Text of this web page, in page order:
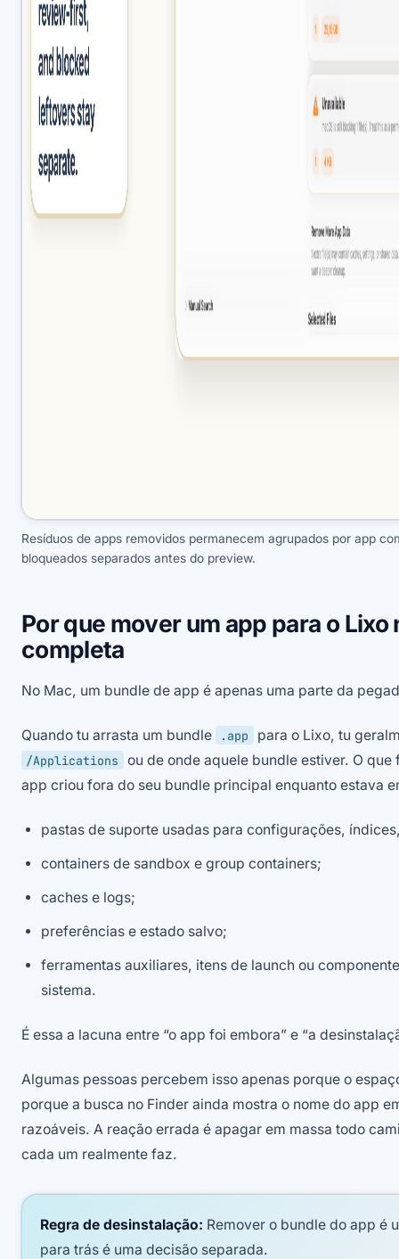
Resíduos de apps removidos permanecem agrupados por app
bloqueados separados antes do preview.
Por que mover um app para o
completa
No Mac, um bundle de app é apenas uma parte da
Quando tu arrasta um bundle .app para o Lixo, tu
/Applications
ou de onde aquele bundle estiver. O
app criou fora do seu bundle principal enquanto estava
pastas de suporte usadas para configurações,
containers de sandbox e group containers;
caches e logs;
preferências e estado salvo;
ferramentas auxiliares, itens de launch ou
sistema.
É essa a lacuna entre “o app foi embora” e “a
Algumas pessoas percebem isso apenas porque o
porque a busca no Finder ainda mostra o nome do app
razoáveis. A reação errada é apagar em massa todo
cada um realmente faz.
Regra de desinstalação: Remover o bundle do app é
para trás é uma decisão separada.